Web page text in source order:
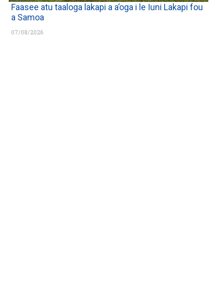
Faasee atu taaloga lakapi a a’oga i le Iuni Lakapi fou
a Samoa
07/08/2026